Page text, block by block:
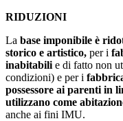
RIDUZIONI
La base imponibile è
storico e artistico, per i
inabitabili e di fatto non
condizioni) e per i
possessore ai parenti in
utilizzano come
anche ai fini IMU.